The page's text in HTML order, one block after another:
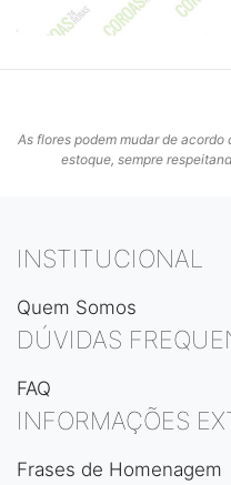
As flores podem mudar de
estoque, sempre
INSTITUCIONAL
Quem Somos
DÚVIDAS
FAQ
INFORMAÇÕES
Frases de Homenagem